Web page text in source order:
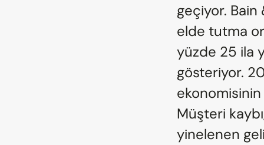
geçiyor. Bain
elde tutma
yüzde 25 ila
gösteriyor.
Müşteri
yinelenen